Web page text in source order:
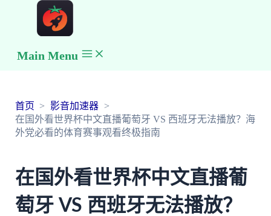
Main Menu
首页
影音加速器
在国外看世界杯中文直播葡萄牙 VS 西班牙无法播放？海
外党必看的体育赛事观看终极指南
在国外看世界杯中文直播葡
萄牙 VS 西班牙无法播放？